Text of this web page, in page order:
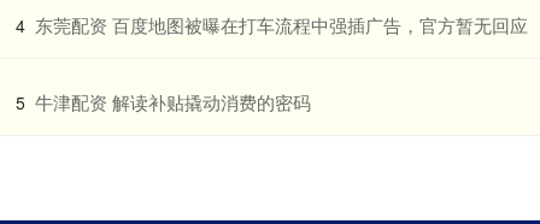
4 ​东莞配资 百度地图被曝在打车流程中强插广告，官方暂无回应
5 ​牛津配资 解读补贴撬动消费的密码